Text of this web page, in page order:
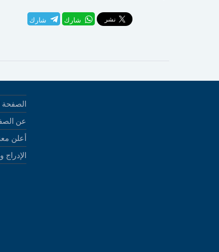
شارك شارك
الصفحة
عن
أعلن
الإدراج